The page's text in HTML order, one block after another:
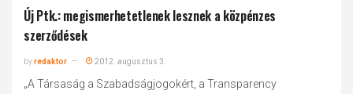
Új Ptk.: megismerhetetlenek lesznek a közpénzes
szerződések
byredaktor 2012. augusztus 3.
„A Társaság a Szabadságjogokért, a Transparency